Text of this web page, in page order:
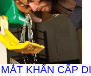
KHẨN CẤP DI